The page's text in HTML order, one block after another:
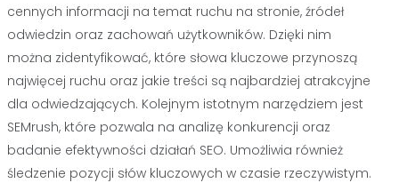
cennych informacji na temat ruchu na stronie, źródeł
odwiedzin oraz zachowań użytkowników. Dzięki nim
można zidentyfikować, które słowa kluczowe przynoszą
najwięcej ruchu oraz jakie treści są najbardziej atrakcyjne
dla odwiedzających. Kolejnym istotnym narzędziem jest
SEMrush, które pozwala na analizę konkurencji oraz
badanie efektywności działań SEO. Umożliwia również
śledzenie pozycji słów kluczowych w czasie rzeczywistym.